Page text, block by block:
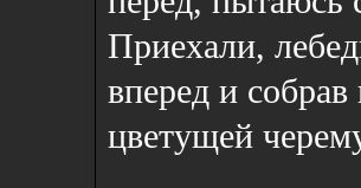
Приехали,
вперед и
цветущей